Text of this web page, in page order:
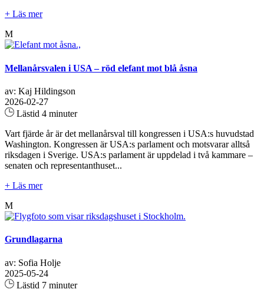
+ Läs mer
M
Mellanårsvalen i USA – röd elefant mot blå åsna
av: Kaj Hildingson
2026-02-27
Lästid 4 minuter
Vart fjärde år är det mellanårsval till kongressen i USA:s huvudstad
Washington. Kongressen är USA:s parlament och motsvarar alltså
riksdagen i Sverige. USA:s parlament är uppdelad i två kammare –
senaten och representanthuset...
+ Läs mer
M
Grundlagarna
av: Sofia Holje
2025-05-24
Lästid 7 minuter